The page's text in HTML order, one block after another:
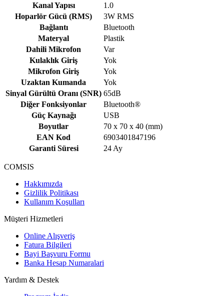
Kanal Yapısı
1.0
Hoparlör Gücü (RMS)
3W RMS
Bağlantı
Bluetooth
Materyal
Plastik
Dahili Mikrofon
Var
Kulaklık Giriş
Yok
Mikrofon Giriş
Yok
Uzaktan Kumanda
Yok
Sinyal Gürültü Oranı (SNR) 65dB
Diğer Fonksiyonlar
Bluetooth®
Güç Kaynağı
USB
Boyutlar
70 x 70 x 40 (mm)
EAN Kod
6903401847196
Garanti Süresi
24 Ay
COMSIS
Hakkımızda
Gizlilik Politikası
Kullanım Koşulları
Müşteri Hizmetleri
Online Alışveriş
Fatura Bilgileri
Bayi Başvuru Formu
Banka Hesap Numaralari
Yardım & Destek